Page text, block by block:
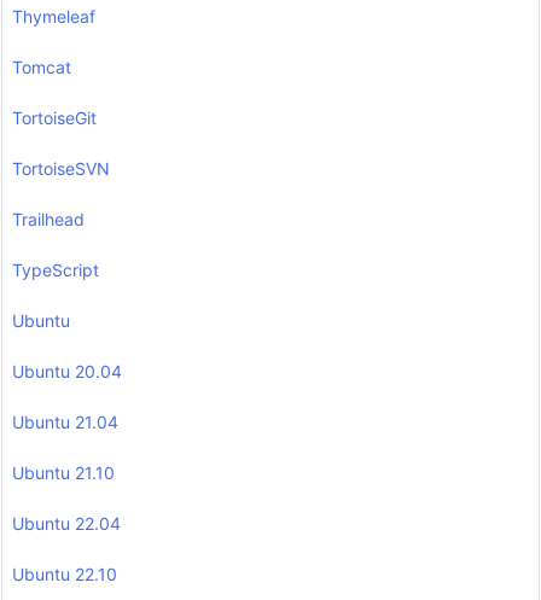
Thymeleaf
Tomcat
TortoiseGit
TortoiseSVN
Trailhead
TypeScript
Ubuntu
Ubuntu 20.04
Ubuntu 21.04
Ubuntu 21.10
Ubuntu 22.04
Ubuntu 22.10